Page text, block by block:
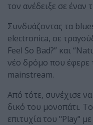
τον ανέδειξε σε έναν
Συνδυάζοντας τα
electronica, σε
Feel So Bad?” και
νέο δρόμο που έφερε
mainstream.
Από τότε, συνέχισε
δικό του μονοπάτι.
επιτυχία του "Play"